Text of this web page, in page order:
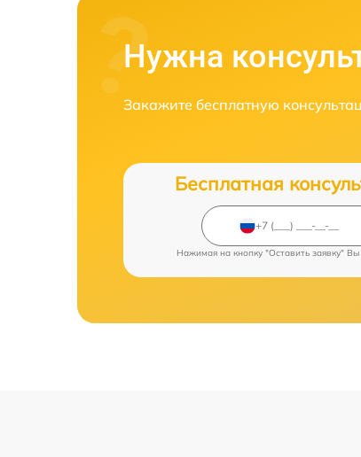
Нужна
Закажите бесплатную
Бесплатная
Нажимая на кнопку "Оставить заявку" Вы